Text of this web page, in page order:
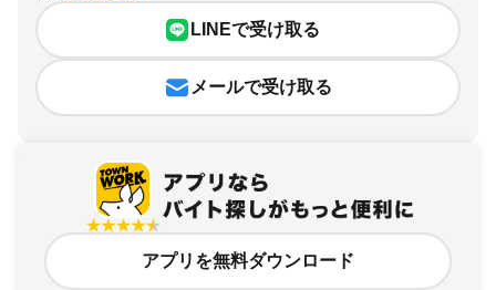
LINEで受け取る
メールで受け取る
アプリを無料ダウンロード